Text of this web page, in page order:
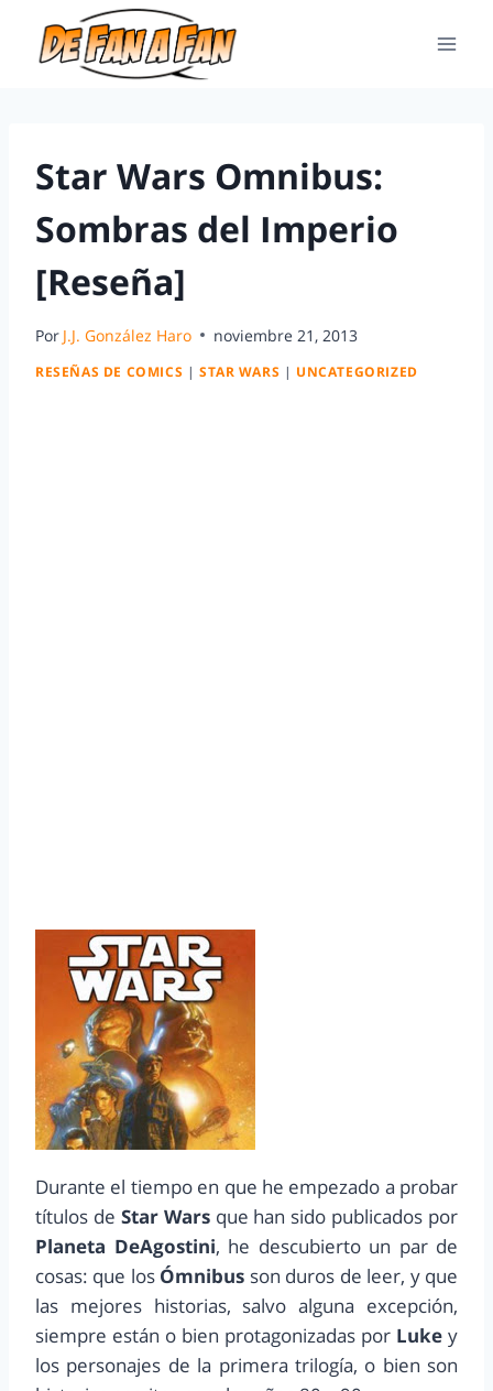
Star Wars Omnibus:
Sombras del Imperio
[Reseña]
Por J.J. González Haro noviembre 21, 2013
RESEÑAS DE COMICS | STAR WARS | UNCATEGORIZED
Durante el tiempo en que he empezado a probar
títulos de Star Warsque han sido publicados por
Planeta DeAgostini, he descubierto un par de
cosas: que los Ómnibus son duros de leer, y que
las mejores historias, salvo alguna excepción,
siempre están o bien protagonizadas por Luke y
los personajes de la primera trilogía, o bien son